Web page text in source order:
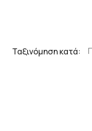
Ταξινόμηση κατά: